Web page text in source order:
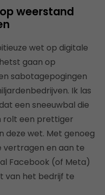
weerstand
wet op digitale
gaan op
sabotagepogingen
Ik las
een sneeuwbal die
rolt een prettiger
deze wet. Met genoeg
vertragen en aan te
Facebook (of Meta)
van het bedrijf te